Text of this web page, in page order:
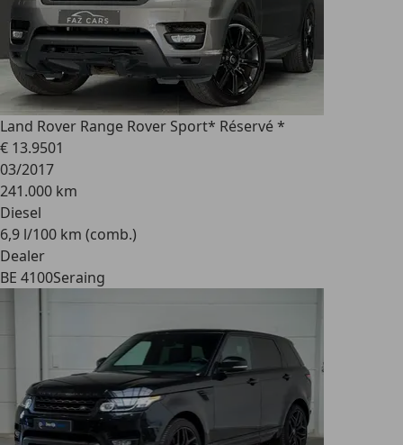
Land Rover Range Rover Sport* Réservé *
€ 13.9501
03/2017
241.000 km
Diesel
6,9 l/100 km (comb.)
Dealer
BE 4100Seraing